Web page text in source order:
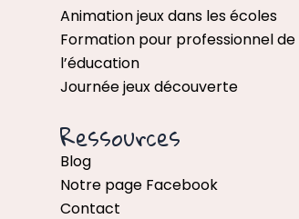
Animation jeux dans les écoles
Formation pour professionnel de
l’éducation
Journée jeux découverte
Ressources
Blog
Notre page Facebook
Contact